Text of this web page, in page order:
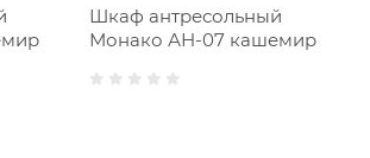
Шкаф антресольный
Монако АН-07 кашемир